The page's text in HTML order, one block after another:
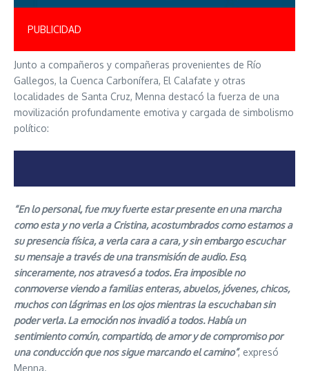
PUBLICIDAD
Junto a compañeros y compañeras provenientes de Río
Gallegos, la Cuenca Carbonífera, El Calafate y otras
localidades de Santa Cruz, Menna destacó la fuerza de una
movilización profundamente emotiva y cargada de simbolismo
político:
“En lo personal, fue muy fuerte estar presente en una marcha
como esta y no verla a Cristina, acostumbrados como estamos a
su presencia física, a verla cara a cara, y sin embargo escuchar
su mensaje a través de una transmisión de audio. Eso,
sinceramente, nos atravesó a todos. Era imposible no
conmoverse viendo a familias enteras, abuelos, jóvenes, chicos,
muchos con lágrimas en los ojos mientras la escuchaban sin
poder verla. La emoción nos invadió a todos. Había un
sentimiento común, compartido, de amor y de compromiso por
una conducción que nos sigue marcando el camino”, expresó
Menna.